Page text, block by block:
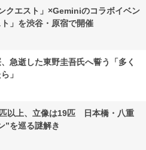
クエスト」×Geminiのコラボイベン
」を渋谷・原宿で開催
急逝した東野圭吾氏へ誓う「多く
」
以上、立像は19匹 日本橋・八重
”を巡る謎解き